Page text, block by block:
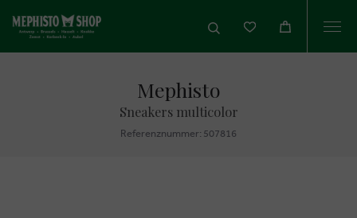
Mephisto
Sneakers multicolor
Referenznummer: 507816